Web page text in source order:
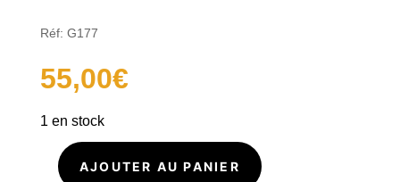
Réf: G177
55,00€
1 en stock
quantitéAJOUTER AU PANIER